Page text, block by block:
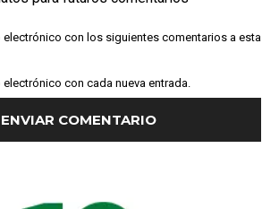
electrónico con los siguientes comentarios a esta
electrónico con cada nueva entrada.